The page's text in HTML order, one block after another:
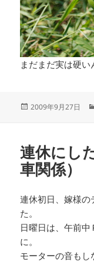
まだまだ実は硬い
投
2009年9月27日
連休にし
車関係）
連休初日、嫁様の
た。
日曜日は、午前
に。
モーターの音も